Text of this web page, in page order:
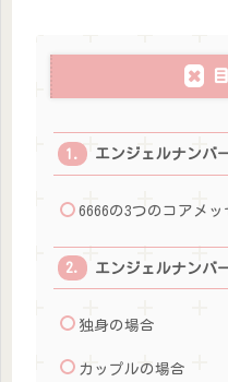
エンジェルナンバ
6666の3つのコアメッ
エンジェルナンバ
独身の場合
カップルの場合